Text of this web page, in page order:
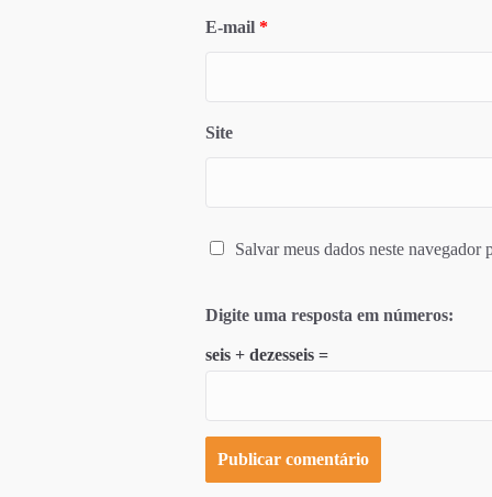
E-mail *
Site
Salvar meus dados neste navegador
Digite uma resposta em números:
seis + dezesseis =